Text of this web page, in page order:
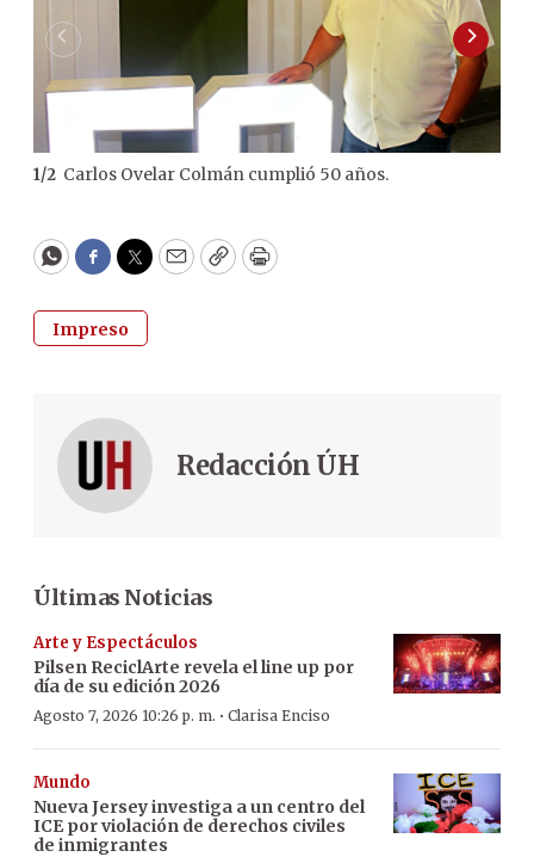
1/2 Carlos Ovelar Colmán cumplió 50 años.
WhatsApp
Facebook
Twitter
EmailCopyPrint
Impreso
Redacción ÚH
Últimas Noticias
Arte y Espectáculos
Pilsen ReciclArte revela el line up por
día de su edición 2026
Agosto 7, 2026 10:26 p. m. · Clarisa Enciso
Mundo
Nueva Jersey investiga a un centro del
ICE por violación de derechos civiles
de inmigrantes